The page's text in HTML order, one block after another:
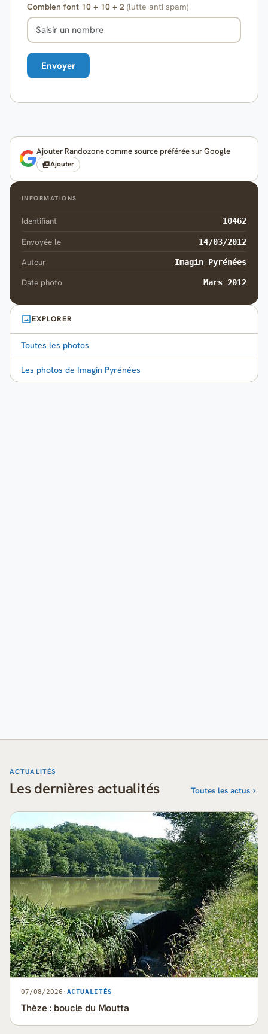
Combien font 10 + 10 + 2 (lutte anti spam)
Ajouter Randozone comme source préférée sur Google
Ajouter
INFORMATIONS
Identifiant 10462
Envoyée le 14/03/2012
Auteur Imagin Pyrénées
Date photo Mars 2012
EXPLORER
Toutes les photos
Les photos de Imagin Pyrénées
ACTUALITÉS
Les dernières actualités Toutes les actus
07/08/2026 · ACTUALITÉS
Thèze : boucle du Moutta